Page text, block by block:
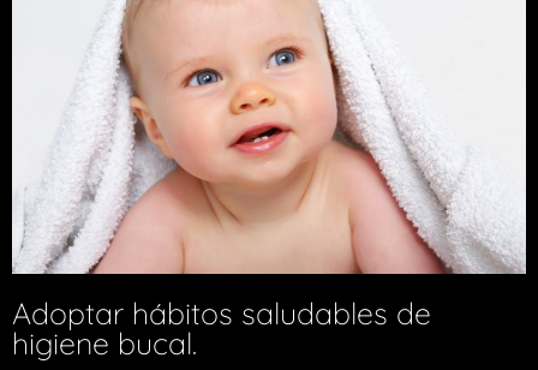
Adoptar hábitos saludables de
higiene bucal.